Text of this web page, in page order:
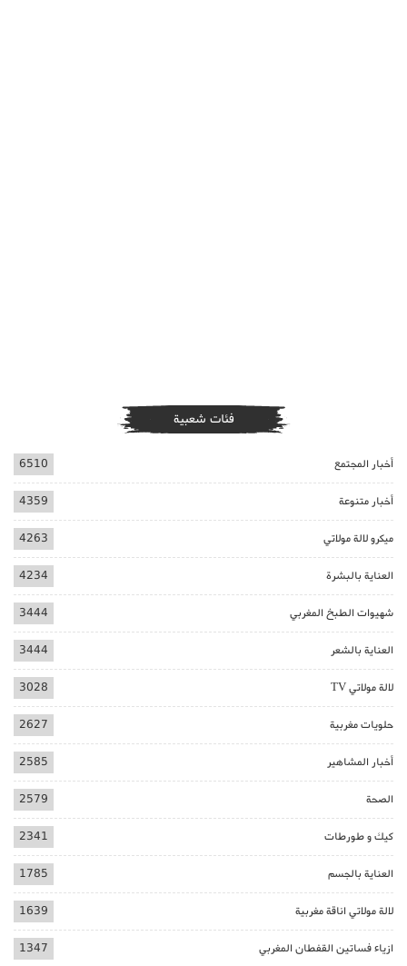
فئات شعبية
أخبار المجتمع 6510
أخبار متنوعة 4359
ميكرو لالة مولاتي 4263
العناية بالبشرة 4234
شهيوات الطبخ المغربي 3444
العناية بالشعر 3444
لالة مولاتي TV 3028
حلويات مغربية 2627
أخبار المشاهير 2585
الصحة 2579
كيك و طورطات 2341
العناية بالجسم 1785
لالة مولاتي اناقة مغربية 1639
ازياء فساتين القفطان المغربي 1347